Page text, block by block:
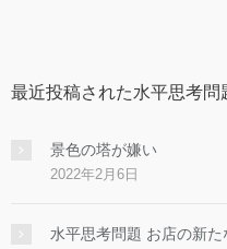
最近投稿された水平思考問
景色の塔が嫌い
2022年2月6日
水平思考問題 お店の新た